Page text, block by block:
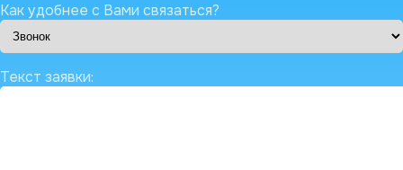
Как удобнее с Вами связаться?
Текст заявки: